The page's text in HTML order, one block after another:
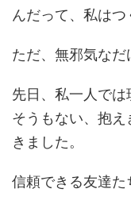
んだって、私はつ
ただ、無邪気なだ
先日、私一人で
そうもない、抱
きました。
信頼できる友達た